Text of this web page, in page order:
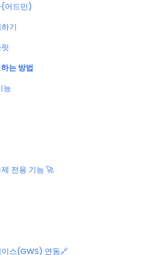
는 질문
서버)
서버 작업
는 질문
(어드민)
기
는 방법
능
전용 기능 🚀
스(GWS) 연동🔗